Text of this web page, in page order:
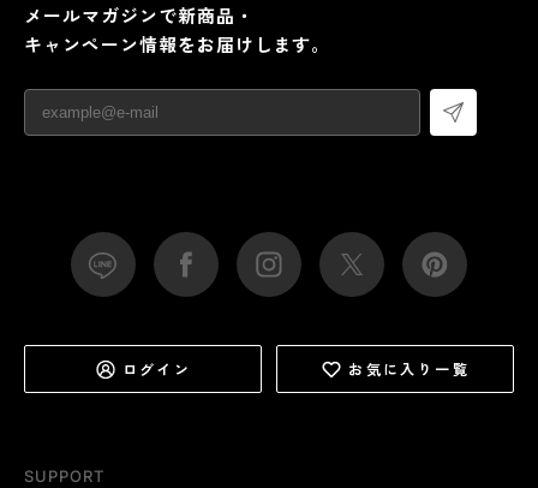
SUPPORT
メールマガジンで新商品・
キャンペーン情報をお届けします。
ログイン お気に入り一覧